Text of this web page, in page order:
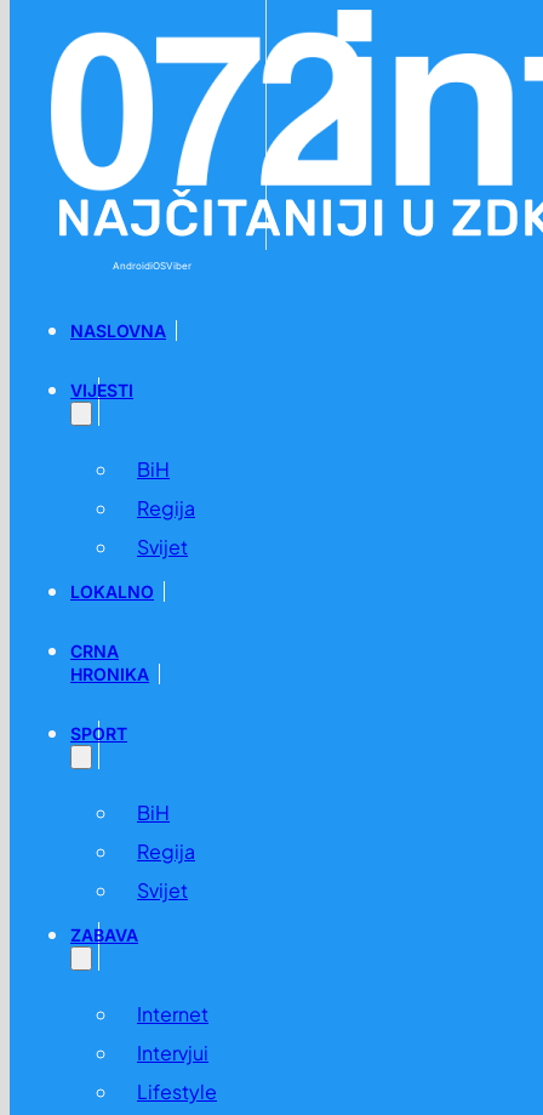
AndroidiOSViber
NASLOVNA
VIJESTI
BiH
Regija
Svijet
LOKALNO
CRNA
HRONIKA
SPORT
BiH
Regija
Svijet
ZABAVA
Internet
Intervjui
Lifestyle